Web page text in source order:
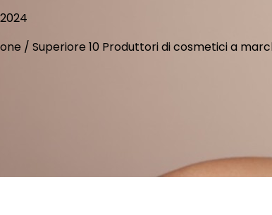
/ Superiore 10 Produttori di cosmetici a